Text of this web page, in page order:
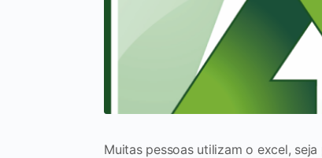
Muitas pessoas utilizam o excel,